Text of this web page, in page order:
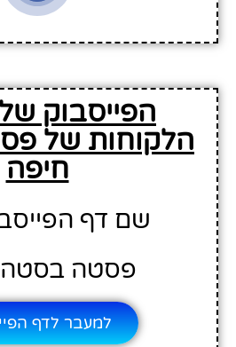
הפייסבוק
הלקוחות של
חיפה
שם דף
פסטה בסטה
למעבר לדף